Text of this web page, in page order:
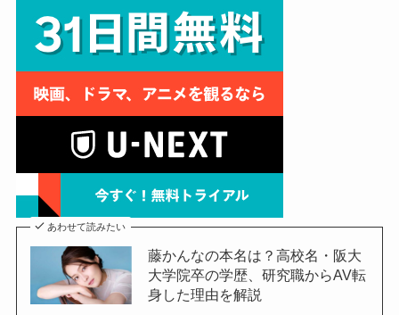
あわせて読みたい
藤かんなの本名は？高校名・阪大
大学院卒の学歴、研究職からAV転
身した理由を解説